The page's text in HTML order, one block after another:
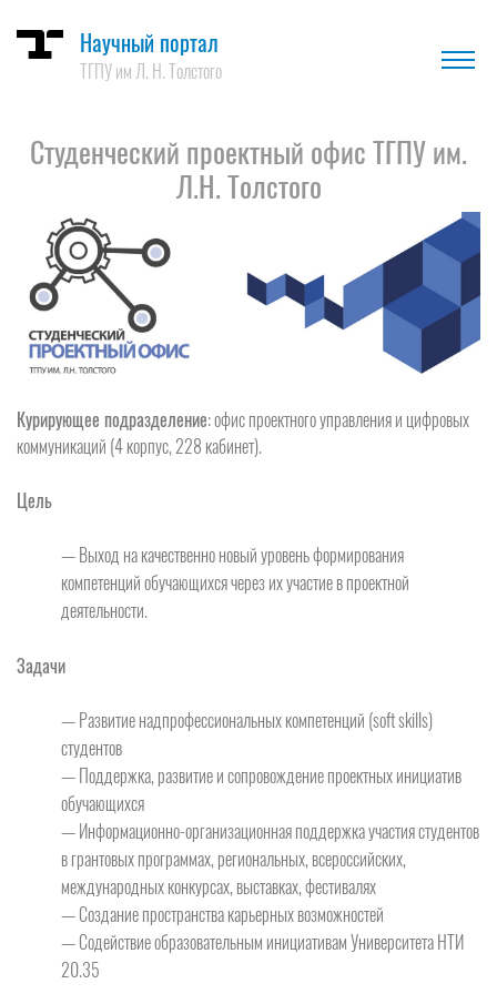
Научный портал
ТГПУ им Л. Н. Толстого
Студенческий проектный офис ТГПУ им.
Л.Н. Толстого
Курирующее подразделение: офис проектного управления и цифровых
коммуникаций (4 корпус, 228 кабинет).
Цель
— Выход на качественно новый уровень формирования
компетенций обучающихся через их участие в проектной
деятельности.
Задачи
— Развитие надпрофессиональных компетенций (soft skills)
студентов
— Поддержка, развитие и сопровождение проектных инициатив
обучающихся
— Информационно-организационная поддержка участия студентов
в грантовых программах, региональных, всероссийских,
международных конкурсах, выставках, фестивалях
— Создание пространства карьерных возможностей
— Содействие образовательным инициативам Университета НТИ
20.35